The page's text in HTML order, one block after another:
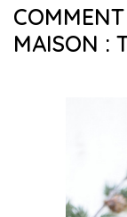
MAISON :